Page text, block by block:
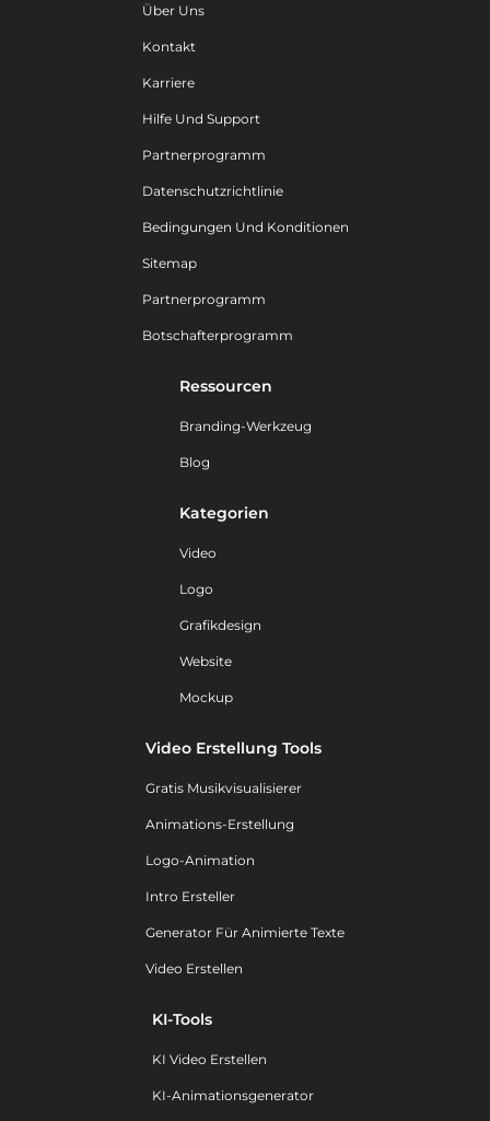
Über Uns
Kontakt
Karriere
Hilfe Und Support
Partnerprogramm
Datenschutzrichtlinie
Bedingungen Und Konditionen
Sitemap
Partnerprogramm
Botschafterprogramm
Ressourcen
Branding-Werkzeug
Blog
Kategorien
Video
Logo
Grafikdesign
Website
Mockup
Video Erstellung Tools
Gratis Musikvisualisierer
Animations-Erstellung
Logo-Animation
Intro Ersteller
Generator Für Animierte Texte
Video Erstellen
KI-Tools
KI Video Erstellen
KI-Animationsgenerator